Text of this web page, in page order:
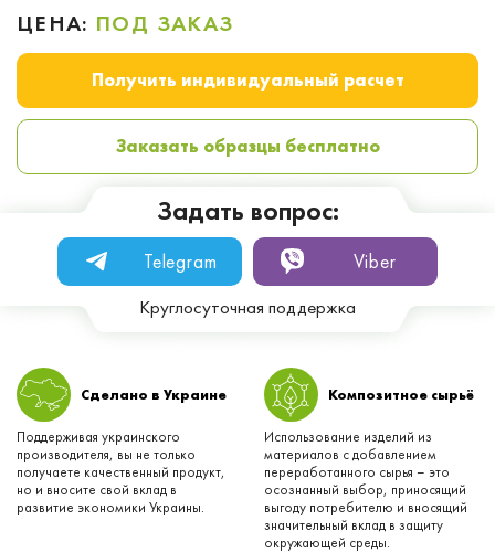
ЦЕНА: ПОД ЗАКАЗ
Получить индивидуальный расчет
Заказать образцы бесплатно
Задать вопрос:
Telegram Viber
Круглосуточная поддержка
Сделано в Украине
Поддерживая украинского
производителя, вы не только
получаете качественный продукт,
но и вносите свой вклад в
развитие экономики Украины.
Композитное сырьё
Использование изделий из
материалов с добавлением
переработанного сырья – это
осознанный выбор, приносящий
выгоду потребителю и вносящий
значительный вклад в защиту
окружающей среды.